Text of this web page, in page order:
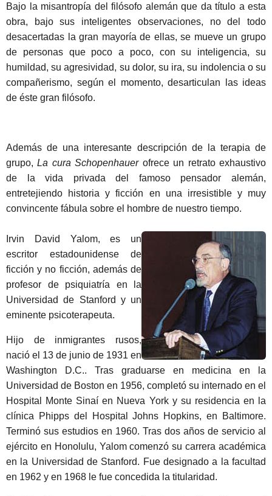
Bajo la misantropía del filósofo alemán que da título a esta
obra, bajo sus inteligentes observaciones, no del todo
desacertadas la gran mayoría de ellas, se mueve un grupo
de personas que poco a poco, con su inteligencia, su
humildad, su agresividad, su dolor, su ira, su indolencia o su
compañerismo, según el momento, desarticulan las ideas
de éste gran filósofo.
Además de una interesante descripción de la terapia de
grupo,La cura Schopenhauer ofrece un retrato exhaustivo
de la vida privada del famoso pensador alemán,
entretejiendo historia y ficción en una irresistible y muy
convincente fábula sobre el hombre de nuestro tiempo.
Irvin David Yalom, es un
escritor estadounidense de
ficción y no ficción, además de
profesor de psiquiatría en la
Universidad de Stanford y un
eminente psicoterapeuta.
Hijo de inmigrantes rusos,
nació el 13 de junio de 1931 en
Washington D.C.. Tras graduarse en medicina en la
Universidad de Boston en 1956, completó su internado en el
Hospital Monte Sinaí en Nueva York y su residencia en la
clínica Phipps del Hospital Johns Hopkins, en Baltimore.
Terminó sus estudios en 1960. Tras dos años de servicio al
ejército en Honolulu, Yalom comenzó su carrera académica
en la Universidad de Stanford. Fue designado a la facultad
en 1962 y en 1968 le fue concedida la titularidad.